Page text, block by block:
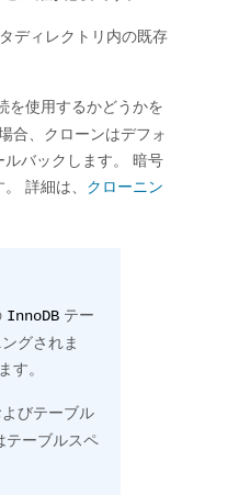
ディレクトリ内の既存
を使用するかどうかを
合、クローンはデフォ
バックします。 暗号
詳細は、 クローニン
InnoDB テー
グされま
す。
びテーブル
テーブルスペ